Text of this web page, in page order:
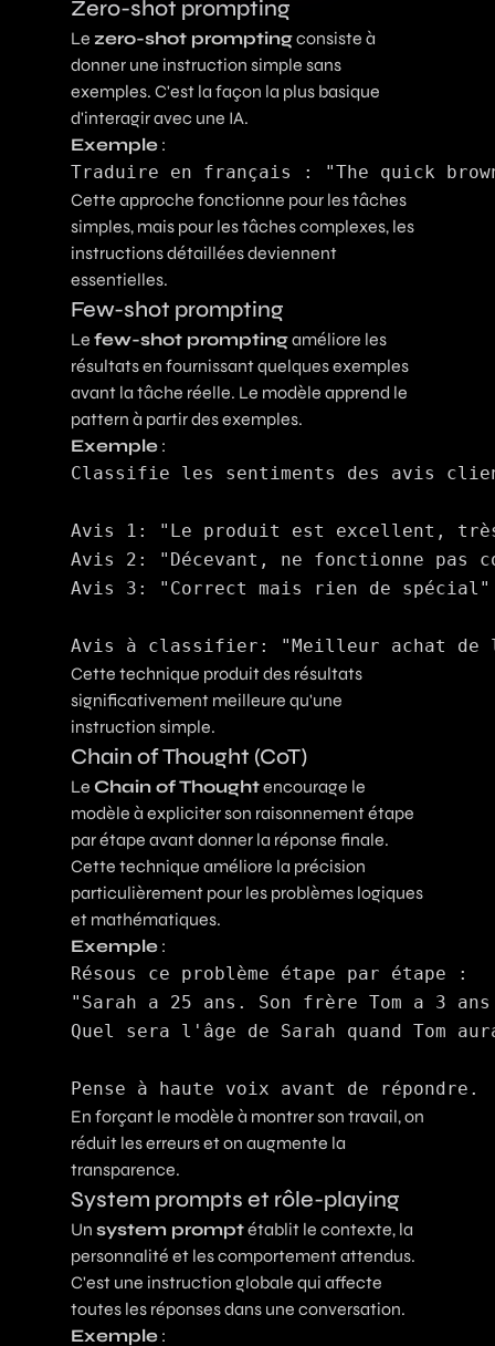
Zero-shot prompting
Le zero-shot promptingconsiste à
donner une instruction simple sans
exemples. C'est la façon la plus basique
d'interagir avec une IA.
Exemple :
Cette approche fonctionne pour les tâches
simples, mais pour les tâches complexes, les
instructions détaillées deviennent
essentielles.
Few-shot prompting
Le few-shot promptingaméliore les
résultats en fournissant quelques exemples
avant la tâche réelle. Le modèle apprend le
pattern à partir des exemples.
Exemple :
Classifie les sentiments des avis
Avis 1: "Le produit est excellent,
Avis 2: "Décevant, ne fonctionne pas
Avis 3: "Correct mais rien de spécial"
Cette technique produit des résultats
significativement meilleure qu'une
instruction simple.
Chain of Thought (CoT)
Le Chain of Thoughtencourage le
modèle à expliciter son raisonnement étape
par étape avant donner la réponse finale.
Cette technique améliore la précision
particulièrement pour les problèmes logiques
et mathématiques.
Exemple :
Résous ce problème étape par étape :
"Sarah a 25 ans. Son frère Tom a 3
Quel sera l'âge de Sarah quand Tom
En forçant le modèle à montrer son travail, on
réduit les erreurs et on augmente la
transparence.
System prompts et rôle-playing
Un system promptétablit le contexte, la
personnalité et les comportement attendus.
C'est une instruction globale qui affecte
toutes les réponses dans une conversation.
Exemple :